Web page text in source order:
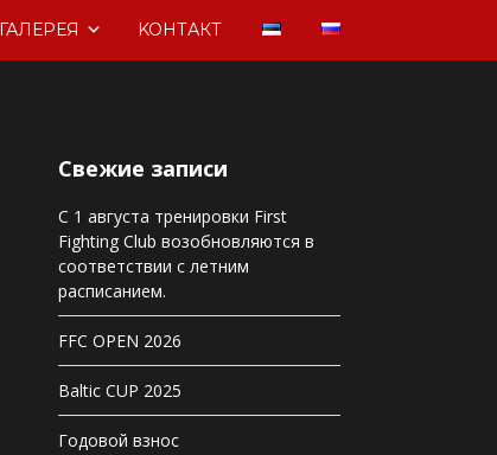
ГАЛЕРЕЯ KOНТАКТ
Свежие записи
С 1 августа тренировки First
Fighting Club возобновляются в
соответствии с летним
расписанием.
FFC OPEN 2026
Baltic CUP 2025
Годовой взнос